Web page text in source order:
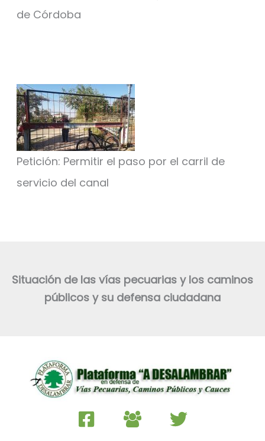
de Córdoba
Petición: Permitir el paso por el carril de
servicio del canal
Situación de las vías pecuarias y los caminos
públicos y su defensa ciudadana